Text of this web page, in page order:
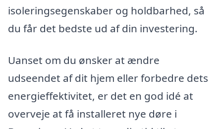
isoleringsegenskaber og holdbarhed, så
du får det bedste ud af din investering.
Uanset om du ønsker at ændre
udseendet af dit hjem eller forbedre dets
energieffektivitet, er det en god idé at
overveje at få installeret nye døre i